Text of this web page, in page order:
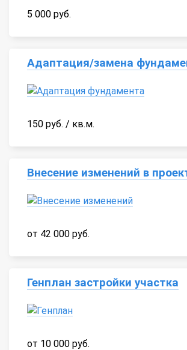
5 000 руб.
Адаптация/замена
150 руб. / кв.м.
Внесение изменений в
от 42 000 руб.
Генплан застройки участка
от 10 000 руб.